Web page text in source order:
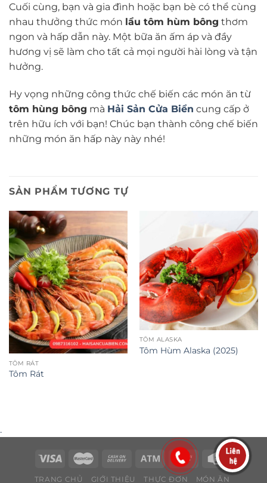
Cuối cùng, bạn và gia đình hoặc bạn bè có thể cùng
nhau thưởng thức món lẩu tôm hùm bông thơm
ngon và hấp dẫn này. Một bữa ăn ấm áp và đầy
hương vị sẽ làm cho tất cả mọi người hài lòng và tận
hưởng.
Hy vọng những công thức chế biến các món ăn từ
tôm hùng bông mà Hải Sản Cửa Biển cung cấp ở
trên hữu ích với bạn! Chúc bạn thành công chế biến
những món ăn hấp này này nhé!
SẢN PHẨM TƯƠNG TỰ
TÔM RÁT
Tôm Rát
TÔM ALASKA
Tôm Hùm Alaska (2025)
.
TRANG CHỦ GIỚI THIỆU THỰC ĐƠN MÓN ĂN